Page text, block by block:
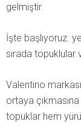
gelmiştir.
İşte başlıyoruz.
sırada topuklular
Valentino
ortaya
topuklar hem